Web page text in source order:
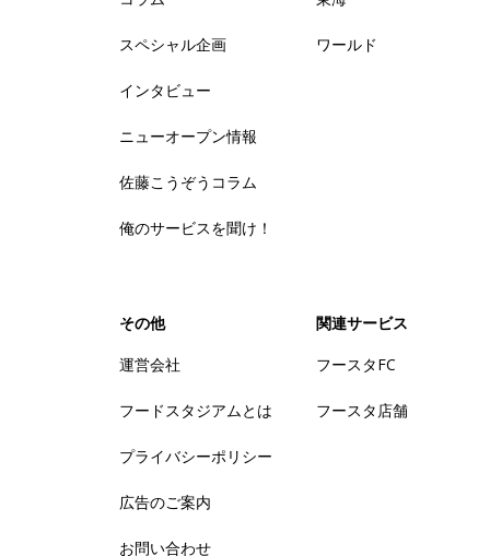
スペシャル企画
インタビュー
ニューオープン情報
佐藤こうぞうコラム
俺のサービスを聞け！
ワールド
その他
運営会社
フードスタジアムとは
プライバシーポリシー
広告のご案内
お問い合わせ
関連サービス
フースタFC
フースタ店舗